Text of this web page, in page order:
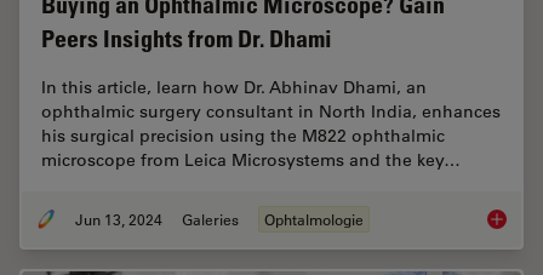
Peers Insights from Dr. Dhami
In this article, learn how Dr. Abhinav Dhami, an
ophthalmic surgery consultant in North India, enhances
his surgical precision using the M822 ophthalmic
microscope from Leica Microsystems and the key…
Jun 13, 2024 Galeries Ophtalmologie Buying